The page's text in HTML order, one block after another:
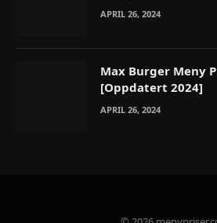
APRIL 26, 2024
Max Burger Meny
[Oppdatert 2024]
APRIL 26, 2024